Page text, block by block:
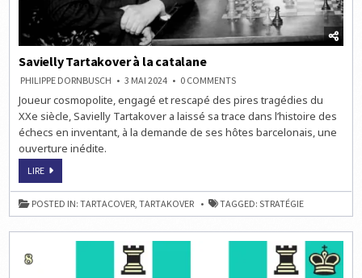
Savielly Tartakover à la catalane
PHILIPPE DORNBUSCH 3 MAI 2024 0 COMMENTSON
TARTAKOVER
À
LA
CATALANE
Joueur cosmopolite, engagé et rescapé des pires tragédies du
XXe siècle, Savielly Tartakover a laissé sa trace dans l’histoire des
échecs en inventant, à la demande de ses hôtes barcelonais, une
ouverture inédite.
LIRESAVIELLY
À
LA
CATALANE
POSTED IN:TARTACOVER ,TARTAKOVER TAGGED:STRATÉGIE